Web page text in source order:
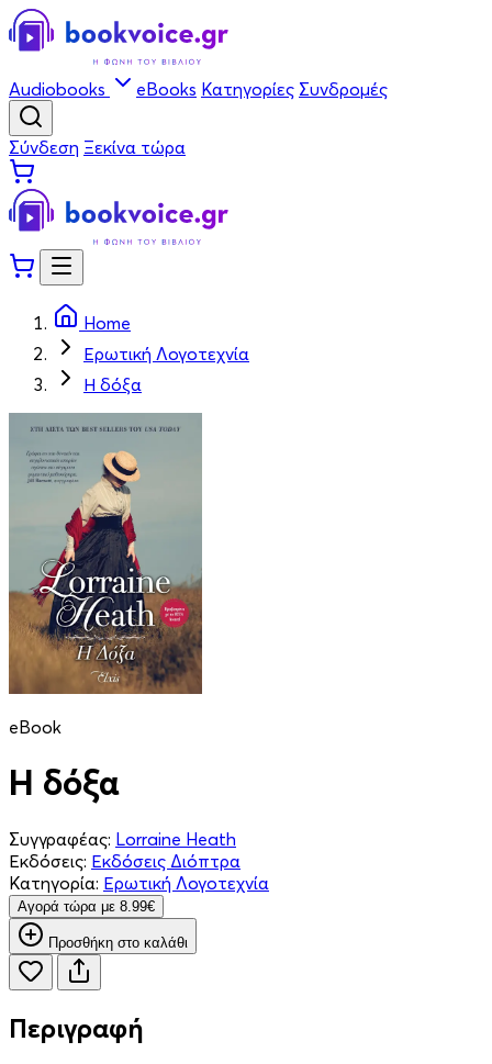
Audiobooks eBooks Κατηγορίες Συνδρομές
Σύνδεση Ξεκίνα τώρα
Home
Ερωτική Λογοτεχνία
Η δόξα
eBook
Η δόξα
Συγγραφέας: Lorraine Heath
Εκδόσεις: Εκδόσεις Διόπτρα
Κατηγορία: Ερωτική Λογοτεχνία
Aγορά τώρα με 8.99€
Προσθήκη στο καλάθι
Περιγραφή